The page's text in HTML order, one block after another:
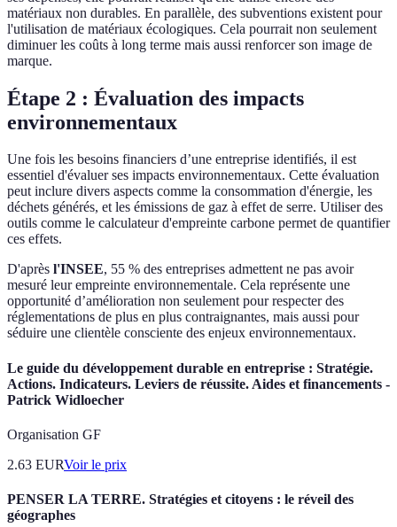
matériaux non durables. En parallèle, des subventions existent pour
l'utilisation de matériaux écologiques. Cela pourrait non seulement
diminuer les coûts à long terme mais aussi renforcer son image de
marque.
Étape 2 : Évaluation des impacts
environnementaux
Une fois les besoins financiers d’une entreprise identifiés, il est
essentiel d'évaluer ses impacts environnementaux. Cette évaluation
peut inclure divers aspects comme la consommation d'énergie, les
déchets générés, et les émissions de gaz à effet de serre. Utiliser des
outils comme le calculateur d'empreinte carbone permet de quantifier
ces effets.
D'après l'INSEE, 55 % des entreprises admettent ne pas avoir
mesuré leur empreinte environnementale. Cela représente une
opportunité d’amélioration non seulement pour respecter des
réglementations de plus en plus contraignantes, mais aussi pour
séduire une clientèle consciente des enjeux environnementaux.
Le guide du développement durable en entreprise : Stratégie.
Actions. Indicateurs. Leviers de réussite. Aides et financements -
Patrick Widloecher
Organisation GF
2.63 EURVoir le prix
PENSER LA TERRE. Stratégies et citoyens : le réveil des
géographes